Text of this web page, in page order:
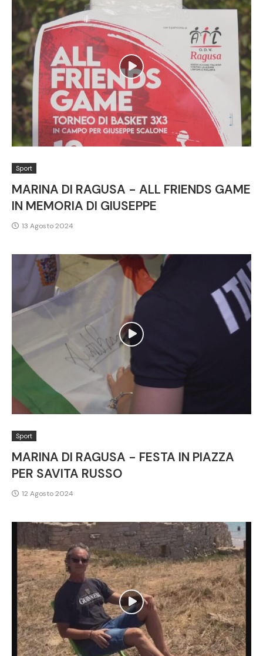
Sport
MARINA DI RAGUSA - ALL FRIENDS GAME
IN MEMORIA DI GIUSEPPE
13 Agosto 2024
Sport
MARINA DI RAGUSA - FESTA IN PIAZZA
PER SAVITA RUSSO
12 Agosto 2024